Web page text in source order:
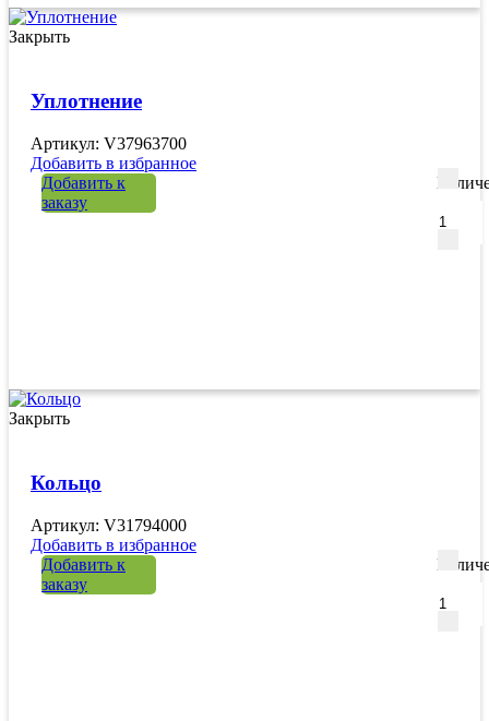
Закрыть
Уплотнение
Артикул: V37963700
Добавить в избранное
Добавить к
заказу
Закрыть
Кольцо
Артикул: V31794000
Добавить в избранное
Добавить к
заказу